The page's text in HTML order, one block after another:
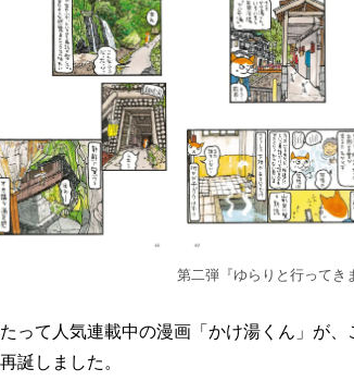
第二弾『ゆらりと行ってき
って人気連載中の漫画「かけ湯くん」が
誕しました。